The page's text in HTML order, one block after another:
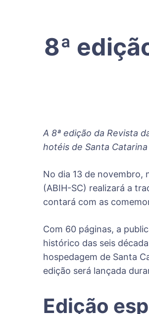
8ª
A 8ª edição da Revista
hotéis de Santa Catarina
No dia 13 de novembro,
(ABIH-SC) realizará a
contará com as
Com 60 páginas, a
histórico das seis
hospedagem de Santa
edição será lançada
Edição